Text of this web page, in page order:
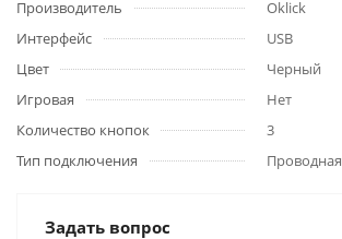
Производитель
Oklick
Интерфейс
USB
Цвет
Черный
Игровая
Нет
Количество кнопок
3
Тип подключения
Проводная
Задать вопрос